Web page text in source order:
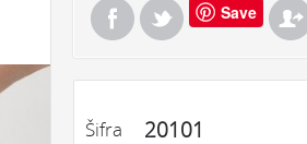
Save
Šifra 20101